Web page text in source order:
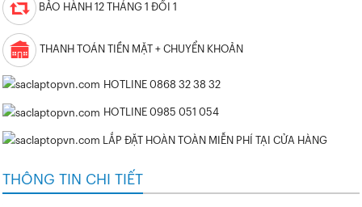
BẢO HÀNH 12 THÁNG 1 ĐỔI 1
THANH TOÁN TIỀN MẶT + CHUYỂN KHOẢN
HOTLINE 0868 32 38 32
HOTLINE 0985 051 054
LẮP ĐẶT HOÀN TOÀN MIỄN PHÍ TẠI CỬA HÀNG
THÔNG TIN CHI TIẾT